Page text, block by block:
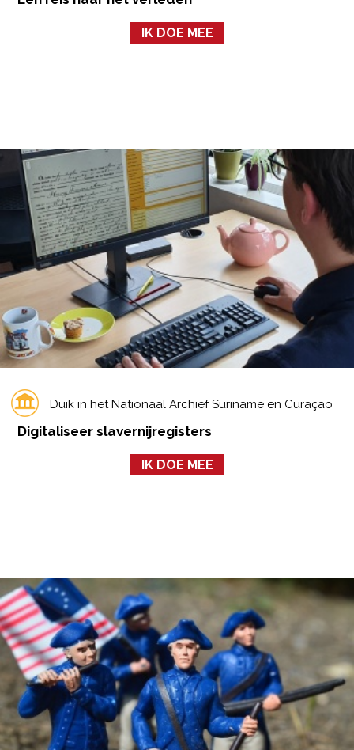
IK DOE MEE
Duik in het Nationaal Archief Suriname en Curaçao
Digitaliseer slavernijregisters
IK DOE MEE